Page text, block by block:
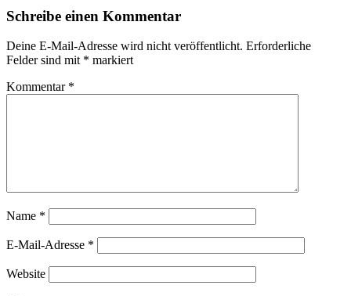
Schreibe einen Kommentar
Deine E-Mail-Adresse wird nicht veröffentlicht. Erforderliche
Felder sind mit * markiert
Kommentar *
Name *
E-Mail-Adresse *
Website